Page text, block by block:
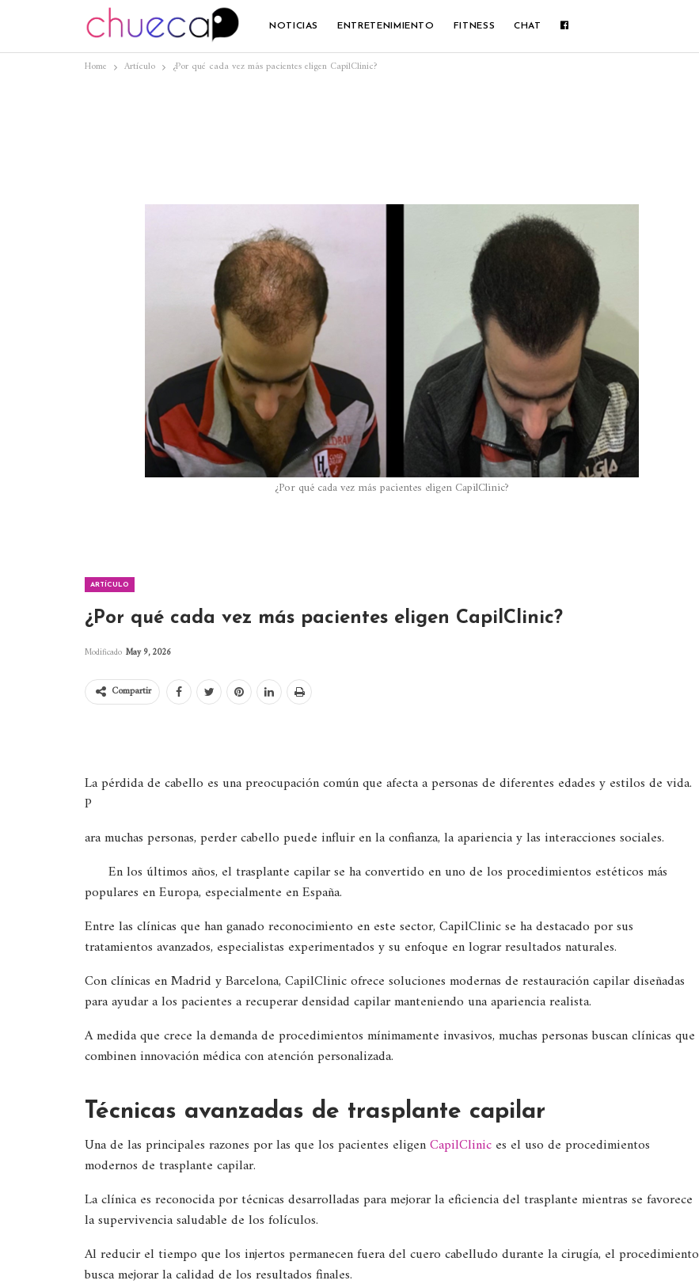
NOTICIAS ENTRETENIMIENTO FITNESS CHAT
Home Artículo ¿Por qué cada vez más pacientes eligen CapilClinic?
¿Por qué cada vez más pacientes eligen CapilClinic?
ARTÍCULO
¿Por qué cada vez más pacientes eligen CapilClinic?
Modificado May 9, 2026
Compartir
La pérdida de cabello es una preocupación común que afecta a personas de diferentes edades y estilos de vida.
P
ara muchas personas, perder cabello puede influir en la confianza, la apariencia y las interacciones sociales.
En los últimos años, el trasplante capilar se ha convertido en uno de los procedimientos estéticos más
populares en Europa, especialmente en España.
Entre las clínicas que han ganado reconocimiento en este sector, CapilClinic se ha destacado por sus
tratamientos avanzados, especialistas experimentados y su enfoque en lograr resultados naturales.
Con clínicas en Madrid y Barcelona, CapilClinic ofrece soluciones modernas de restauración capilar diseñadas
para ayudar a los pacientes a recuperar densidad capilar manteniendo una apariencia realista.
A medida que crece la demanda de procedimientos mínimamente invasivos, muchas personas buscan clínicas que
combinen innovación médica con atención personalizada.
Técnicas avanzadas de trasplante capilar
Una de las principales razones por las que los pacientes eligenCapilClinic es el uso de procedimientos
modernos de trasplante capilar.
La clínica es reconocida por técnicas desarrolladas para mejorar la eficiencia del trasplante mientras se favorece
la supervivencia saludable de los folículos.
Al reducir el tiempo que los injertos permanecen fuera del cuero cabelludo durante la cirugía, el procedimiento
busca mejorar la calidad de los resultados finales.